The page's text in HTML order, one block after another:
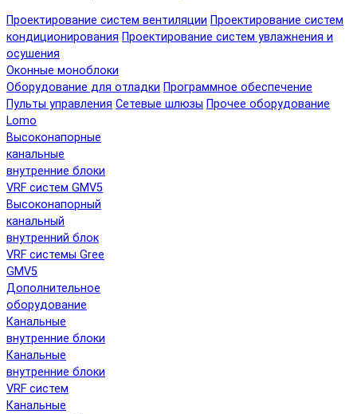
Проектирование систем вентиляции Проектирование систем
кондиционирования Проектирование систем увлажнения и
осушения
Оконные моноблоки
Оборудование для отладки Программное обеспечение
Пульты управления Сетевые шлюзы Прочее оборудование
Lomo
Высоконапорные
канальные
внутренние блоки
VRF систем GMV5
Высоконапорный
канальный
внутренний блок
VRF системы Gree
GMV5
Дополнительное
оборудование
Канальные
внутренние блоки
Канальные
внутренние блоки
VRF систем
Канальные